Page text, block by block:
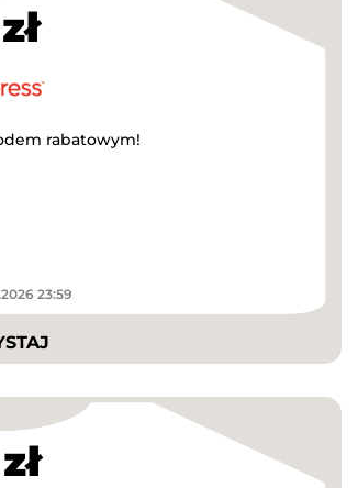
rabatowym!
23:59